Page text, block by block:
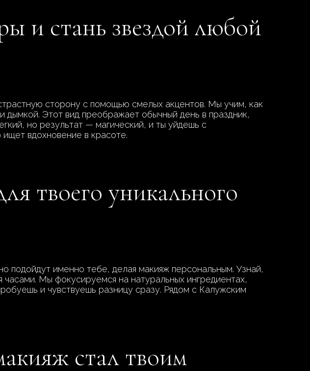
и стань звездой любой
сторону с помощью смелых акцентов. Мы учим, как
дымкой. Этот вид преображает обычный день в праздник,
но результат — магический, и ты уйдешь с
вдохновение в красоте.
твоего уникального
подойдут именно тебе, делая макияж персональным. Узнай,
Мы фокусируемся на натуральных ингредиентах,
и чувствуешь разницу сразу. Рядом с Калужским
стал твоим